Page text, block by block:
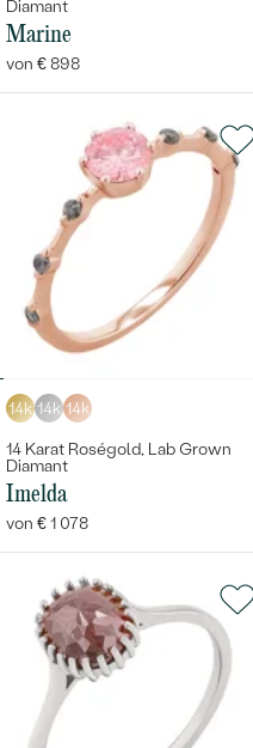
Diamant
Marine
von € 898
14k 14k 14k
14 Karat Roségold, Lab Grown
Diamant
Imelda
von € 1 078